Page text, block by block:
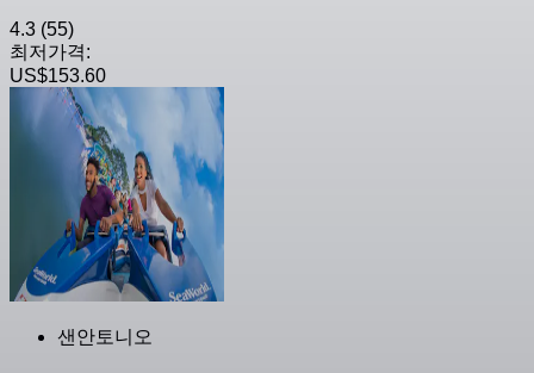
4.3 (55)
최저가격:
US$153.60
샌안토니오